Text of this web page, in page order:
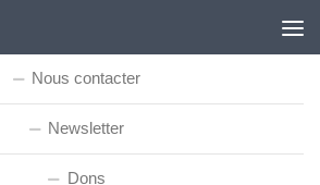
Nous contacter
Newsletter
Dons